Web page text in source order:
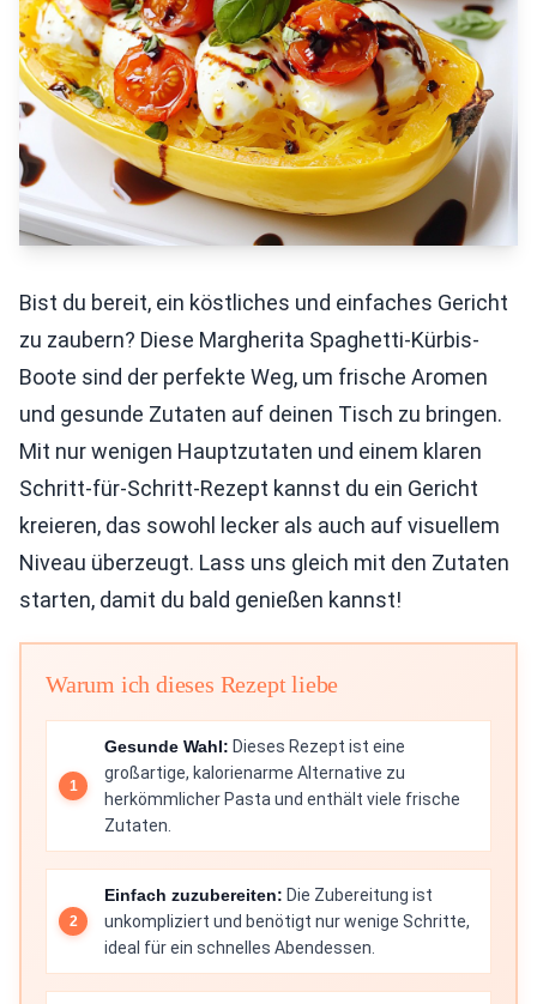
Bist du bereit, ein köstliches und einfaches Gericht
zu zaubern? Diese Margherita Spaghetti-Kürbis-
Boote sind der perfekte Weg, um frische Aromen
und gesunde Zutaten auf deinen Tisch zu bringen.
Mit nur wenigen Hauptzutaten und einem klaren
Schritt-für-Schritt-Rezept kannst du ein Gericht
kreieren, das sowohl lecker als auch auf visuellem
Niveau überzeugt. Lass uns gleich mit den Zutaten
starten, damit du bald genießen kannst!
Warum ich dieses Rezept liebe
Gesunde Wahl: Dieses Rezept ist eine
großartige, kalorienarme Alternative zu
herkömmlicher Pasta und enthält viele frische
Zutaten.
Einfach zuzubereiten: Die Zubereitung ist
unkompliziert und benötigt nur wenige Schritte,
ideal für ein schnelles Abendessen.